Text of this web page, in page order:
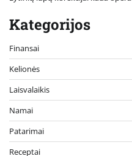
Kategorijos
Finansai
Kelionės
Laisvalaikis
Namai
Patarimai
Receptai